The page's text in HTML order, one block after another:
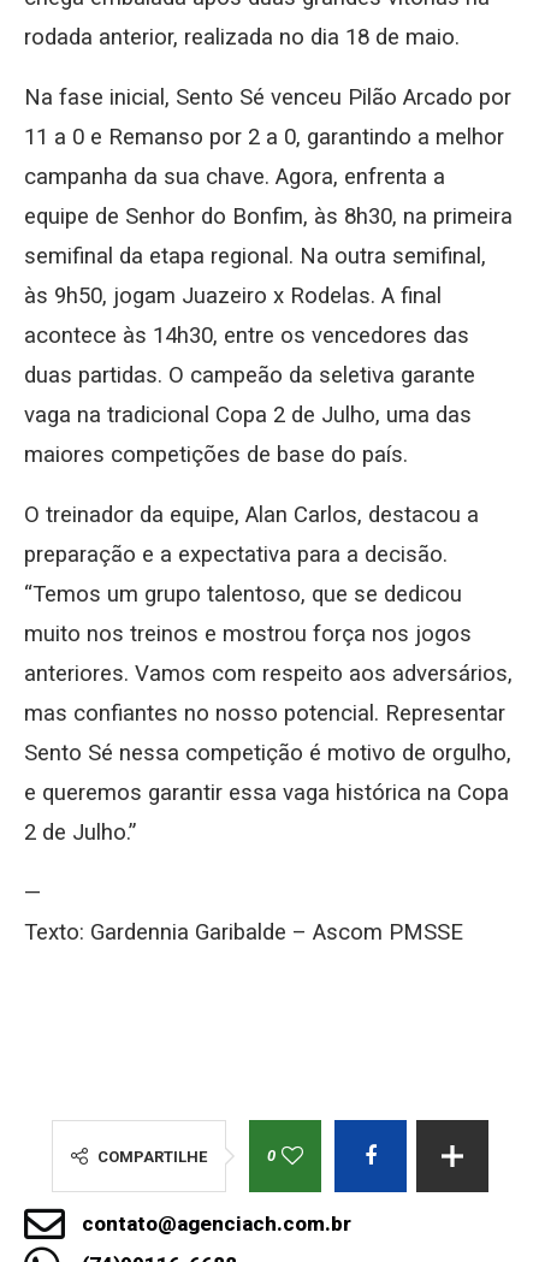
rodada anterior, realizada no dia 18 de maio.
Na fase inicial, Sento Sé venceu Pilão Arcado por
11 a 0 e Remanso por 2 a 0, garantindo a melhor
campanha da sua chave. Agora, enfrenta a
equipe de Senhor do Bonfim, às 8h30, na primeira
semifinal da etapa regional. Na outra semifinal,
às 9h50, jogam Juazeiro x Rodelas. A final
acontece às 14h30, entre os vencedores das
duas partidas. O campeão da seletiva garante
vaga na tradicional Copa 2 de Julho, uma das
maiores competições de base do país.
O treinador da equipe, Alan Carlos, destacou a
preparação e a expectativa para a decisão.
“Temos um grupo talentoso, que se dedicou
muito nos treinos e mostrou força nos jogos
anteriores. Vamos com respeito aos adversários,
mas confiantes no nosso potencial. Representar
Sento Sé nessa competição é motivo de orgulho,
e queremos garantir essa vaga histórica na Copa
2 de Julho.”
—
Texto: Gardennia Garibalde – Ascom PMSSE
COMPARTILHE 0
contato@agenciach.com.br